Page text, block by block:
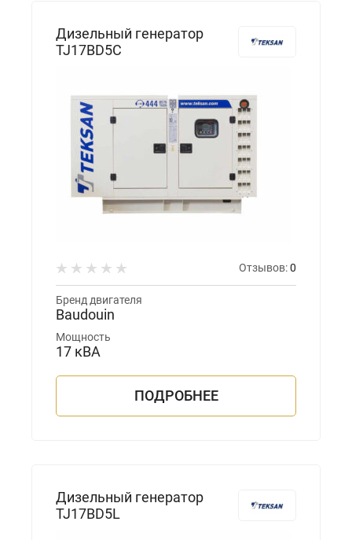
Дизельный генератор
TJ17BD5C
Отзывов:0
Бренд двигателя
Baudouin
Мощность
17 кВА
ПОДРОБНЕЕ
Дизельный генератор
TJ17BD5L